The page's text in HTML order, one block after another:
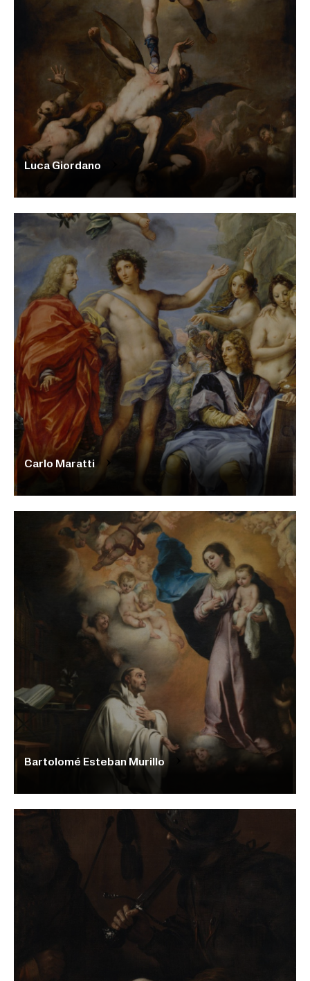
Luca Giordano
Carlo Maratti
Bartolomé Esteban Murillo